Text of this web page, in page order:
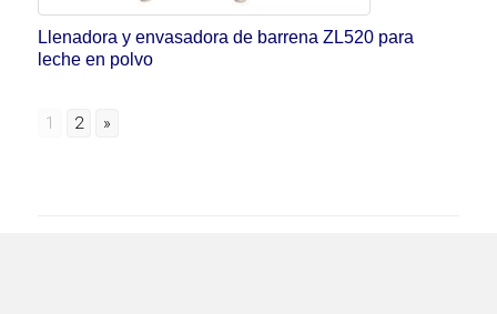
Llenadora y envasadora de barrena ZL520 para
leche en polvo
1 2 »